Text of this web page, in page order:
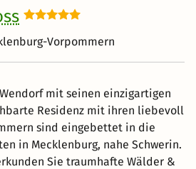
Vorpommern
mit seinen einzigartigen
Residenz mit ihren liebevoll
sind eingebettet in die
in Mecklenburg, nahe Schwerin.
Sie traumhafte Wälder &